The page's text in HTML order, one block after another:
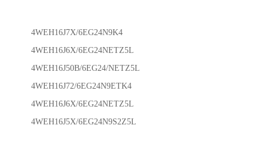
4WEH16J7X/6EG24N9K4
4WEH16J6X/6EG24NETZ5L
4WEH16J50B/6EG24/NETZ5L
4WEH16J72/6EG24N9ETK4
4WEH16J6X/6EG24NETZ5L
4WEH16J5X/6EG24N9S2Z5L